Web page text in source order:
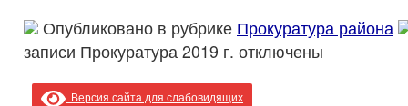
Опубликовано в рубрике Прокуратура района
записи Прокуратура 2019 г. отключены
Версия сайта для слабовидящих